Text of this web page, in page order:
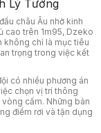
Lý Tưởng
châu Âu nhờ kinh
cao trên 1m95, Dzeko
không chỉ là mục tiêu
trọng trong việc kết
có nhiều phương án
chọn vị trí thông
cấm. Những bàn
điểm rơi và tận dụng